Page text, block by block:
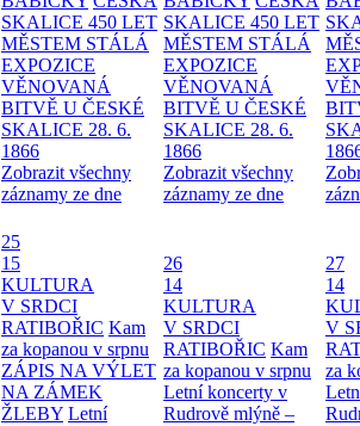
SKALICE 450 LET
MĚSTEM STÁLÁ
EXPOZICE
VĚNOVANÁ
BITVĚ U ČESKÉ
SKALICE 28. 6.
1866
Zobrazit všechny
záznamy ze dne
SKALICE 450 LET
MĚSTEM STÁLÁ
EXPOZICE
VĚNOVANÁ
BITVĚ U ČESKÉ
SKALICE 28. 6.
1866
Zobrazit všechny
záznamy ze dne
25
15
KULTURA
V SRDCI
RATIBOŘIC Kam
za kopanou v srpnu
ZÁPIS NA VÝLET
NA ZÁMEK
ŽLEBY Letní
26
14
KULTURA
V SRDCI
RATIBOŘIC Kam
za kopanou v srpnu
Letní koncerty v
Rudrově mlýně –
27
14
V
za